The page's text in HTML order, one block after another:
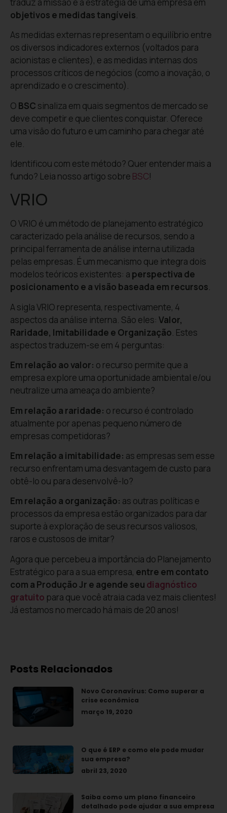
objetivos e medidas tangíveis.
As medidas externas representam o equilíbrio entre
os diversos indicadores externos (voltados para
acionistas e clientes), e as medidas internas dos
processos críticos de negócios (como a inovação, o
aprendizado e o crescimento).
O BSC sinaliza em quais segmentos de mercado se
deve competir e que clientes conquistar. Oferece
uma visão do futuro e um caminho para chegar até
ele.
Identificou com este método? Quer entender mais a
fundo? Leia nosso artigo sobre BSC!
VRIO
O VRIO é um método de planejamento estratégico
caracterizado pela análise de recursos, sendo a
principal ferramenta de análise interna utilizada
pelas empresas. É um mecanismo que integra dois
modelos teóricos existentes: a perspectiva de
posicionamento e a visão baseada em recursos.
A sigla VRIO representa, respectivamente, 4
aspectos da análise interna. São eles: Valor,
Raridade, Imitabilidade e Organização. Estes
aspectos traduzem-se em 4 perguntas:
Em relação ao valor: o recurso permite que a
empresa explore uma oportunidade ambiental e/ou
neutralize uma ameaça do ambiente?
Em relação a raridade: o recurso é controlado
atualmente por apenas pequeno número de
empresas competidoras?
Em relação a imitabilidade: as empresas sem esse
recurso enfrentam uma desvantagem de custo para
obtê-lo ou para desenvolvê-lo?
Em relação a organização: as outras políticas e
processos da empresa estão organizados para dar
suporte à exploração de seus recursos valiosos,
raros e custosos de imitar?
Agora que percebeu a importância do Planejamento
Estratégico para a sua empresa, entre em contato
com a Produção Jr e agende seu diagnóstico
gratuito para que você atraia cada vez mais clientes!
Já estamos no mercado há mais de 20 anos!
Posts Relacionados
Novo Coronavírus: Como superar a
crise econômica
março 19, 2020
O que é ERP e como ele pode mudar
sua empresa?
abril 23, 2020
Saiba como um plano financeiro
detalhado pode ajudar a sua empresa